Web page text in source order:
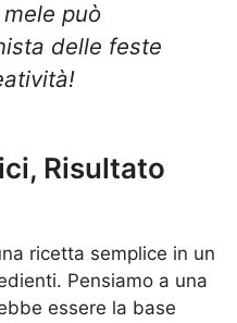
può
delle feste
Risultato
ricetta semplice in un
Pensiamo a una
essere la base